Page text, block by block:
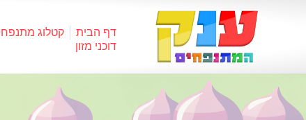
דף הבית קטלוג
דוכני מזון